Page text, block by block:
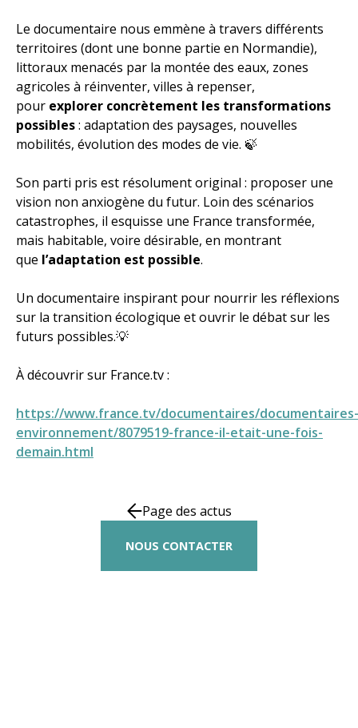
Le documentaire nous emmène à travers différents
territoires (dont une bonne partie en Normandie),
littoraux menacés par la montée des eaux, zones
agricoles à réinventer, villes à repenser,
pour explorer concrètement les transformations
possibles: adaptation des paysages, nouvelles
mobilités, évolution des modes de vie. 🍃​
Son parti pris est résolument original : proposer une
vision non anxiogène du futur. Loin des scénarios
catastrophes, il esquisse une France transformée,
mais habitable, voire désirable, en montrant
que l’adaptation est possible.
Un documentaire inspirant pour nourrir les réflexions
sur la transition écologique et ouvrir le débat sur les
futurs possibles.💡​
À découvrir sur France.tv :
https://www.france.tv/documentaires/documentaires-
environnement/8079519-france-il-etait-une-fois-
demain.html
Page des actus
NOUS CONTACTER